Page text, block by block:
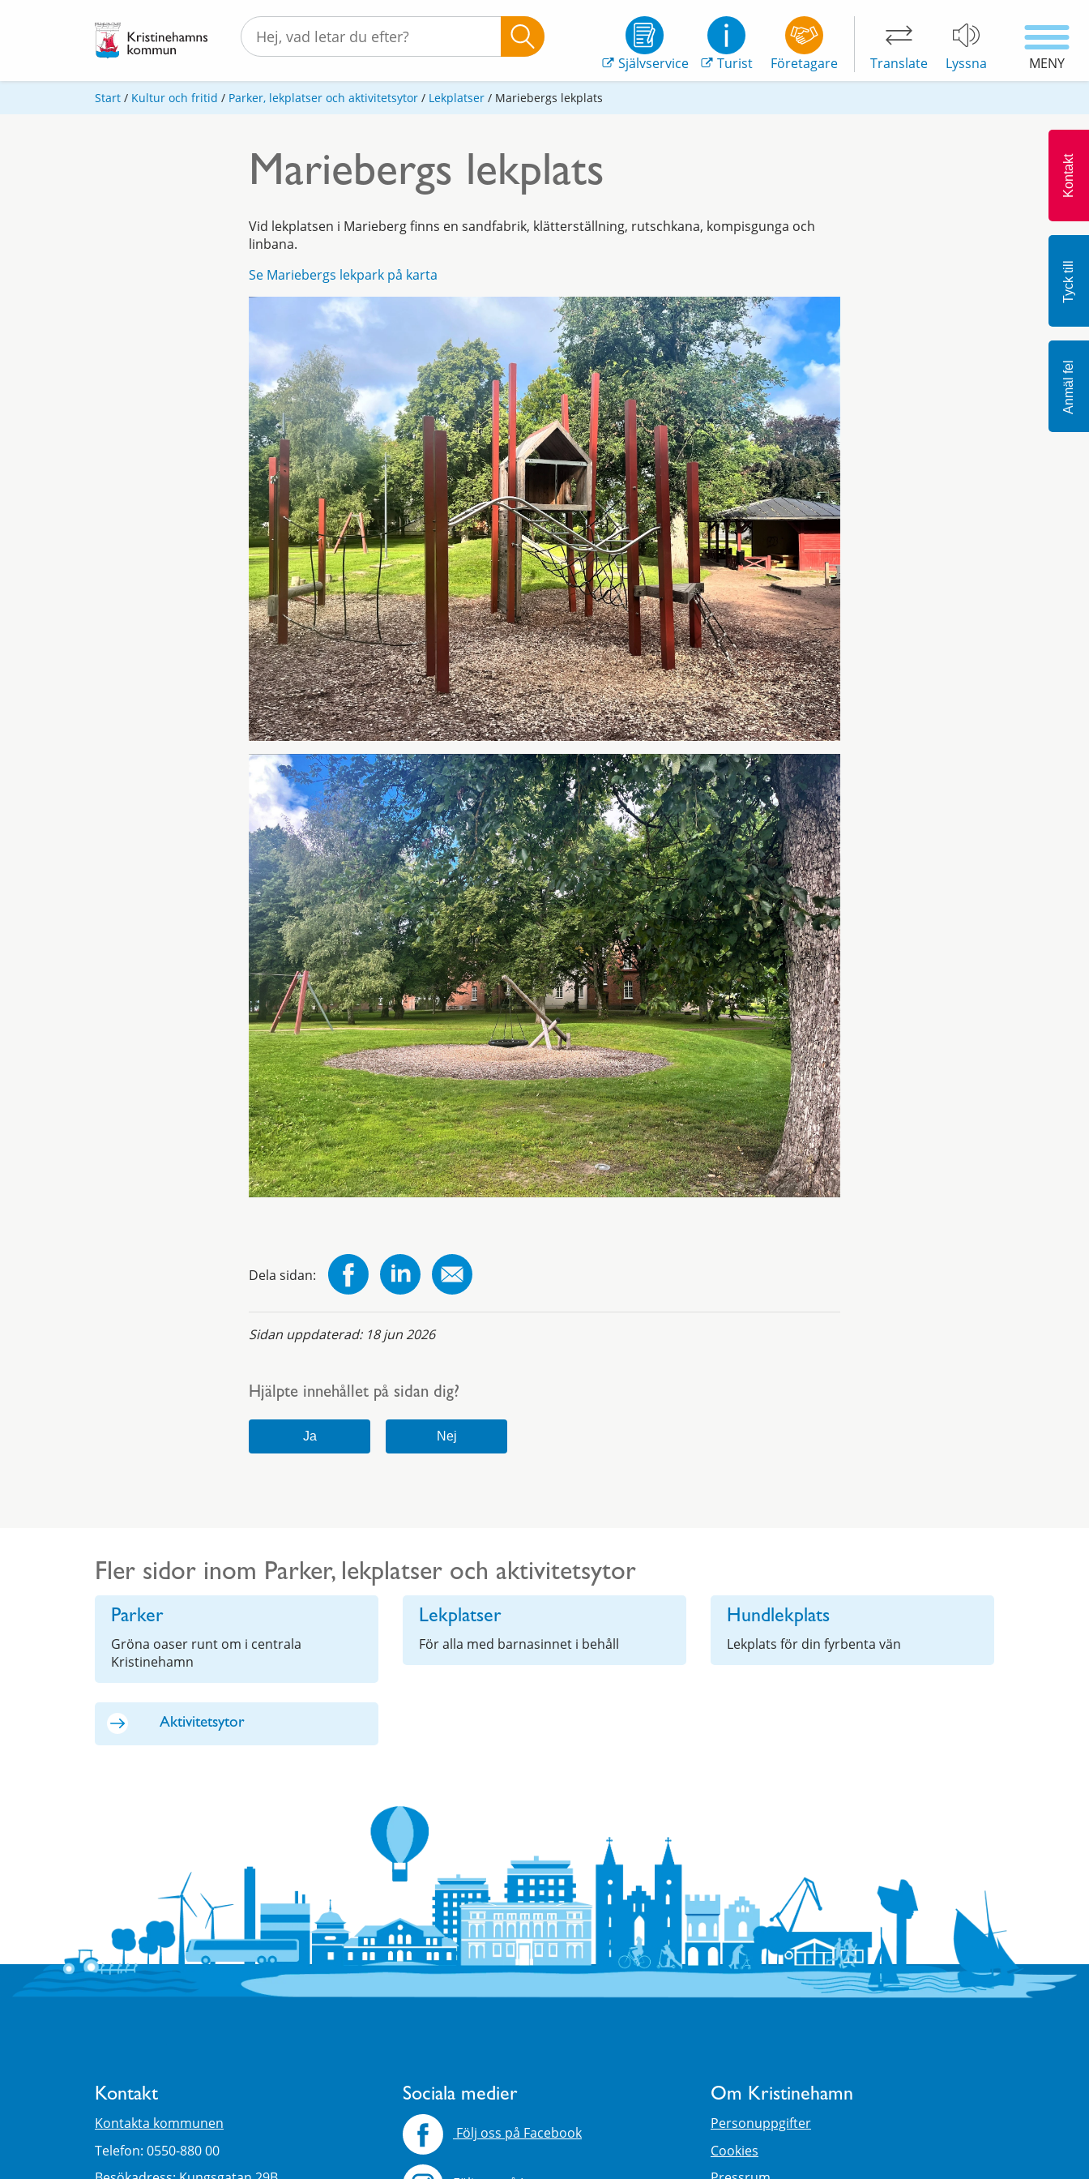
Självservice Turist Företagare Translate Lyssna MENY
Kontakt
Tyck till
Anmäl fel
Start / Kultur och fritid / Parker, lekplatser och aktivitetsytor / Lekplatser / Mariebergs lekplats
Mariebergs lekplats
Vid lekplatsen i Marieberg finns en sandfabrik, klätterställning, rutschkana, kompisgunga och
linbana.
Se Mariebergs lekpark på karta
Dela sidan:
Sidan uppdaterad: 18 jun 2026
Hjälpte innehållet på sidan dig?
Fler sidor inom Parker, lekplatser och aktivitetsytor
Parker
Gröna oaser runt om i centrala
Kristinehamn
Lekplatser
För alla med barnasinnet i behåll
Hundlekplats
Lekplats för din fyrbenta vän
Aktivitetsytor
Kontakt
Kontakta kommunen
Telefon: 0550-880 00
Sociala medier
Följ oss på Facebook
Om Kristinehamn
Personuppgifter
Cookies